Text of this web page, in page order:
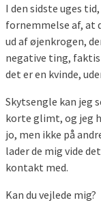
I den sidste uges
fornemmelse af, at
ud af øjenkrogen,
negative ting,
det er en kvinde,
Skytsengle kan jeg
korte glimt, og jeg
jo, men ikke på
lader de mig vide
kontakt med.
Kan du vejlede mig?